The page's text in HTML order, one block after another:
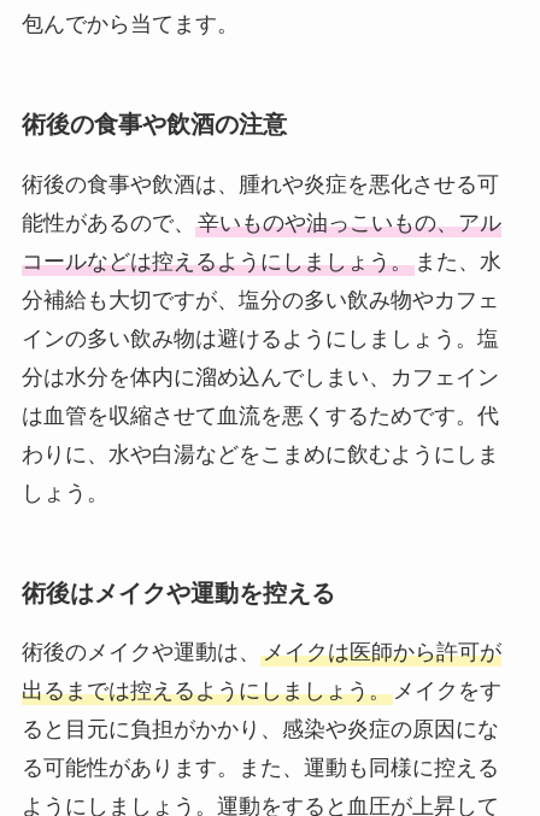
包んでから当てます。
術後の食事や飲酒の注意
術後の食事や飲酒は、腫れや炎症を悪化させる可
能性があるので、 辛いものや油っこいもの、アル
コールなどは控えるようにしましょう。また、水
分補給も大切ですが、塩分の多い飲み物やカフェ
インの多い飲み物は避けるようにしましょう。塩
分は水分を体内に溜め込んでしまい、カフェイン
は血管を収縮させて血流を悪くするためです。代
わりに、水や白湯などをこまめに飲むようにしま
しょう。
術後はメイクや運動を控える
術後のメイクや運動は、 メイクは医師から許可が
出るまでは控えるようにしましょう。メイクをす
ると目元に負担がかかり、感染や炎症の原因にな
る可能性があります。また、運動も同様に控える
ようにしましょう。運動をすると血圧が上昇して